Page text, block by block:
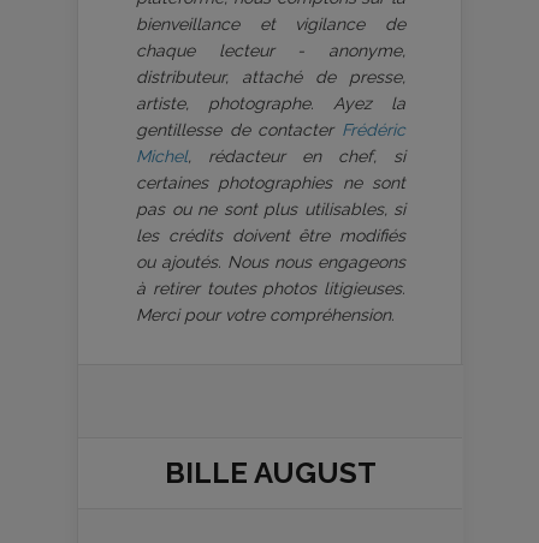
bienveillance et vigilance de
chaque lecteur - anonyme,
distributeur, attaché de presse,
artiste, photographe. Ayez la
gentillesse de contacter Frédéric
Michel, rédacteur en chef, si
certaines photographies ne sont
pas ou ne sont plus utilisables, si
les crédits doivent être modifiés
ou ajoutés. Nous nous engageons
à retirer toutes photos litigieuses.
Merci pour votre compréhension.
BILLE AUGUST